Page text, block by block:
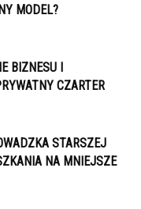
MODEL?
BIZNESU I
CZARTER
STARSZEJ
NA MNIEJSZE